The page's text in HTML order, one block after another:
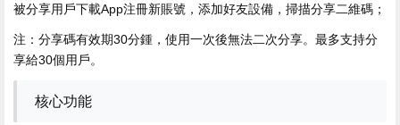
被分享用戶下載App注冊新賬號，添加好友設備，掃描分享二維碼；
注：分享碼有效期30分鍾，使用一次後無法二次分享。最多支持分
享給30個用戶。
核心功能